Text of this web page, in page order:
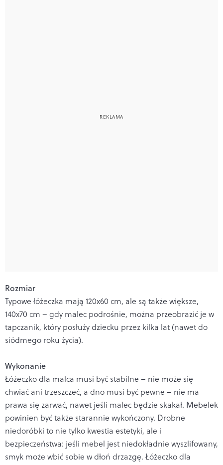
Rozmiar
Typowe łóżeczka mają 120x60 cm, ale są także większe,
140x70 cm – gdy malec podrośnie, można przeobrazić je w
tapczanik, który posłuży dziecku przez kilka lat (nawet do
siódmego roku życia).
Wykonanie
Łóżeczko dla malca musi być stabilne – nie może się
chwiać ani trzeszczeć, a dno musi być pewne – nie ma
prawa się zarwać, nawet jeśli malec będzie skakał. Mebelek
powinien być także starannie wykończony. Drobne
niedoróbki to nie tylko kwestia estetyki, ale i
bezpieczeństwa: jeśli mebel jest niedokładnie wyszlifowany,
smyk może wbić sobie w dłoń drzazgę. Łóżeczko dla